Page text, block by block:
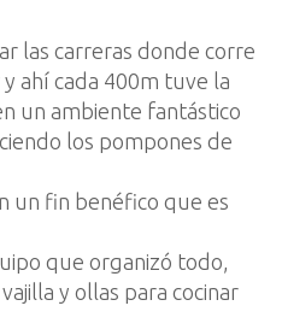
las carreras donde corre
ahí cada 400m tuve la
un ambiente fantástico
los pompones de
un fin benéfico que es
que organizó todo,
y ollas para cocinar